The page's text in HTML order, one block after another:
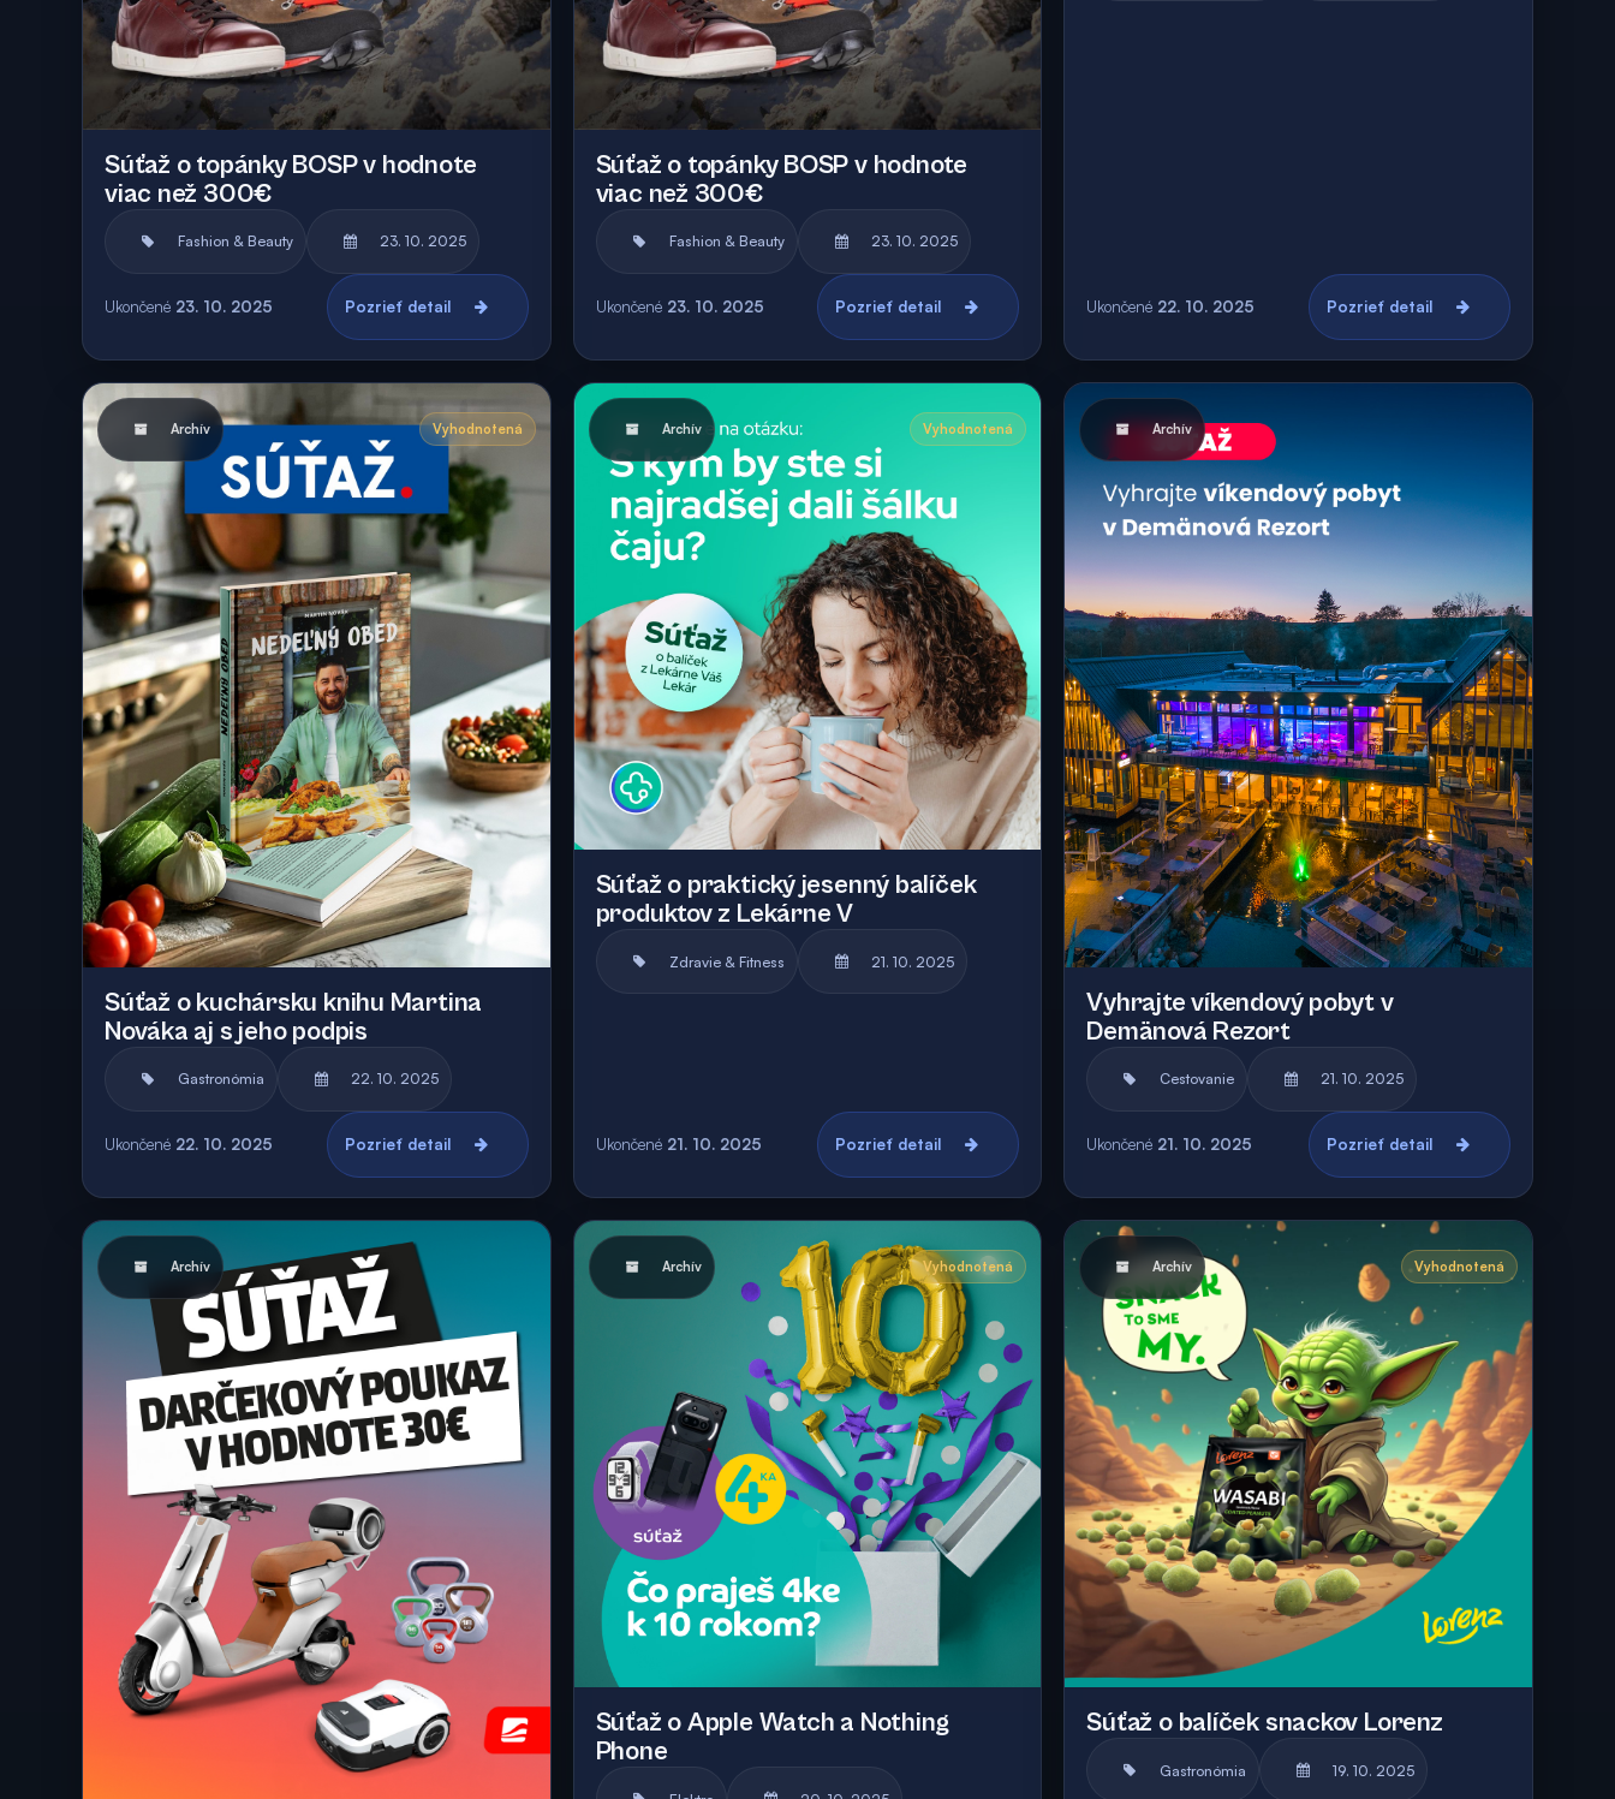
Súťaž o topánky BOSP v hodnote
viac než 300€
Fashion & Beauty 23. 10. 2025
Ukončené 23. 10. 2025 Pozrieť detail
Súťaž o topánky BOSP v hodnote
viac než 300€
Fashion & Beauty 23. 10. 2025
Ukončené 23. 10. 2025 Pozrieť detail Ukončené 22. 10. 2025 Pozrieť detail
Archív Vyhodnotená
Súťaž o kuchársku knihu Martina
Nováka aj s jeho podpis
Gastronómia 22. 10. 2025
Ukončené 22. 10. 2025 Pozrieť detail
Archív Vyhodnotená
Súťaž o praktický jesenný balíček
produktov z Lekárne V
Zdravie & Fitness 21. 10. 2025
Ukončené 21. 10. 2025 Pozrieť detail
Archív
Vyhrajte víkendový pobyt v
Demänová Rezort
Cestovanie 21. 10. 2025
Ukončené 21. 10. 2025 Pozrieť detail
Archív Archív Vyhodnotená
Súťaž o Apple Watch a Nothing
Phone
Archív Vyhodnotená
Súťaž o balíček snackov Lorenz
Gastronómia 19. 10. 2025